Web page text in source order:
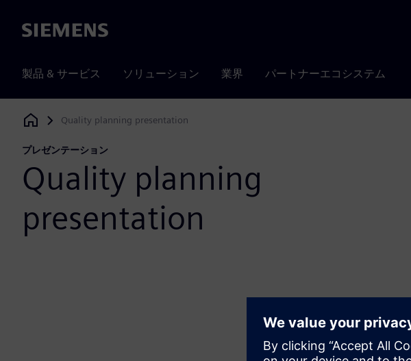
Siemens
製品 & サービス ソリューション 業界 パートナーエコシステム
Siemens Digital Industries Software
Quality planning presentation
プレゼンテーション
Quality planning
presentation